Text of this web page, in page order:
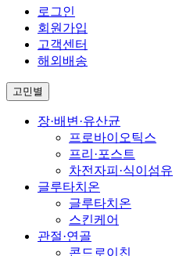
로그인
회원가입
고객센터
해외배송
고민별
장·배변·유산균
프로바이오틱스
프리·포스트
차전자피·식이섬유
글루타치온
글루타치온
스킨케어
관절·연골
콘드로이친